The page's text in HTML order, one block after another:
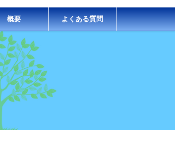
概要 よくある質問